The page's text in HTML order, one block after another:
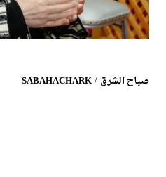
صباح الشرق/
SABAHACHARK